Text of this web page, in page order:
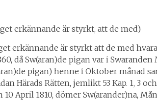
erkännande är styrkt, att de med)
erkännande är styrkt att de med
då Sw(aran)de pigan var i
pigan) henne i Oktober månad
Härads Rätten, jemlikt 53 Kap. 1, 3
April 1810, dömer Sw(arander)na,